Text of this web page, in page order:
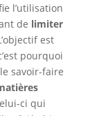
l’utilisation
de limiter
est
pourquoi
savoir-faire
ci qui